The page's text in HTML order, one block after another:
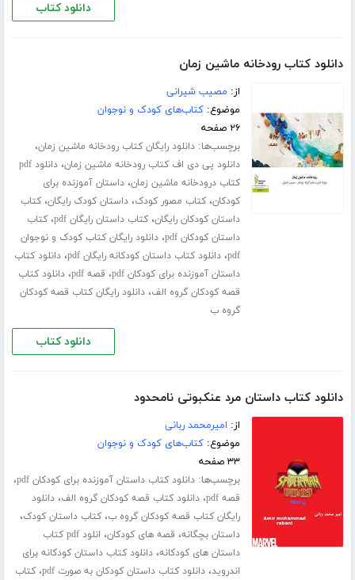
دانلود کتاب
دانلود کتاب رودخانه ماشین زمان
از: مصیب شیرانی
موضوع:کتاب‌های کودک و نوجوان
۲۶ صفحه
برچسب‌ها:دانلود رایگان کتاب رودخانه ماشین زمان،
دانلود پی دی اف کتاب رودخانه ماشین زمان،
دانلود pdf
کتاب درودخانه ماشین زمان،داستان آموزنده برای
کودکان،کتاب مصور کودک،داستان کودک رایگان،کتاب
داستان کودکان رایگان،کتاب داستان رایگان pdf ،کتاب
داستان کودکان pdf
،دانلود رایگان کتاب کودک و نوجوان
pdf،دانلود کتاب داستان کودکانه رایگان pdf ،دانلود کتاب
داستان آموزنده برای کودکان pdf
، قصه pdf ،دانلود کتاب
قصه کودکان گروه الف،دانلود رایگان کتاب قصه کودکان
گروه ب
دانلود کتاب
دانلود کتاب داستان مرد عنکبوتی نامحدود
از: امیرمحمد ربانی
موضوع:کتاب‌های کودک و نوجوان
۳۳ صفحه
برچسب‌ها:دانلود کتاب داستان آموزنده برای کودکان pdf ،
قصه pdf ،دانلود کتاب قصه کودکان گروه الف،دانلود
رایگان کتاب قصه کودکان گروه ب،کتاب داستان کودک،
داستان بچگانه، قصه های کودکان،
انلود pdf کتاب
داستان های کودکانه،دانلود کتاب داستان کودکانه برای
اندروید،دانلود کتاب داستان کودکان به صورت pdf ،کتاب